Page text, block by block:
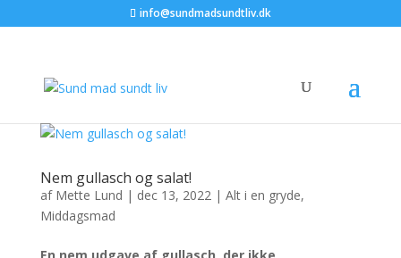
info@sundmadsundtliv.dk
Nem gullasch og salat!
af Mette Lund | dec 13, 2022| Alt i en gryde,
Middagsmad